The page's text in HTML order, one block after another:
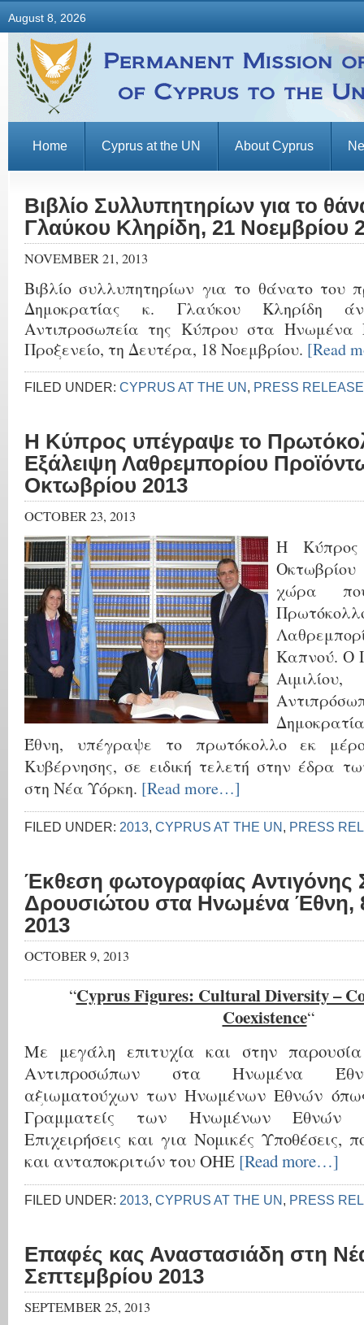
August 8, 2026
Home Cyprus at the UN About Cyprus
Βιβλίο Συλλυπητηρίων για το
Γλαύκου Κληρίδη, 21 Νοεμβρίου
NOVEMBER 21, 2013
Βιβλίο συλλυπητηρίων για το θάνατο του
Δημοκρατίας κ. Γλαύκου Κληρίδη
Αντιπροσωπεία της Κύπρου στα Ηνωμένα
Προξενείο, τη Δευτέρα, 18 Νοεμβρίου. [Read
FILED UNDER: CYPRUS AT THE UN, PRESS
Η Κύπρος υπέγραψε το
Εξάλειψη Λαθρεμπορίου
Οκτωβρίου 2013
OCTOBER 23, 2013
Η
χώρα
Καπνού. Ο
Έθνη, υπέγραψε το πρωτόκολλο εκ
Κυβέρνησης, σε ειδική τελετή στην έδρα
στη Νέα Υόρκη. [Read more…]
FILED UNDER: 2013, CYPRUS AT THE UN, PRESS
Έκθεση φωτογραφίας Αντιγόνης
Δρουσιώτου στα Ηνωμένα Έθνη,
2013
OCTOBER 9, 2013
“Cyprus Figures: Cultural Diversity –
Coexistence“
Με μεγάλη επιτυχία και στην
Αντιπροσώπων στα Ηνωμένα
αξιωματούχων των Ηνωμένων Εθνών όπως
Γραμματείς των Ηνωμένων Εθνών
Επιχειρήσεις και για Νομικές
και ανταποκριτών του ΟΗΕ [Read more…]
FILED UNDER: 2013, CYPRUS AT THE UN, PRESS
Επαφές κας Αναστασιάδη στη
Σεπτεμβρίου 2013
SEPTEMBER 25, 2013